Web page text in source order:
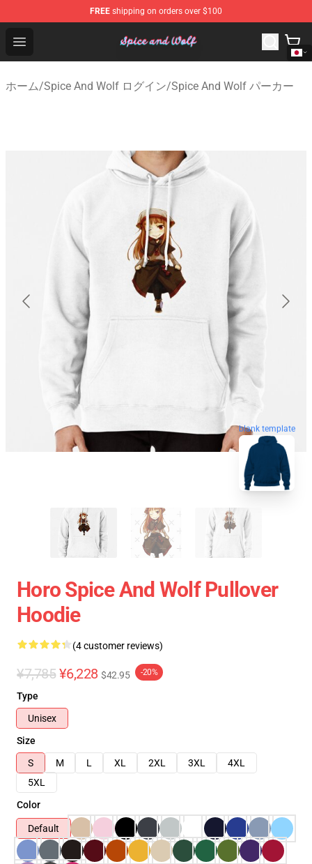
FREE shipping on orders over $100
Open menu
Spice And Wolf Store - Official Spice And Wolf
ホーム/Spice And Wolf ログイン/Spice And Wolf パーカー
blank template
Horo Spice And Wolf Pullover
Hoodie
(4 customer reviews)
¥7,785 ¥6,228 $42.95 -20%
Type
Unisex
Size
S
M L XL 2XL 3XL
4XL
5XL
Color
Default